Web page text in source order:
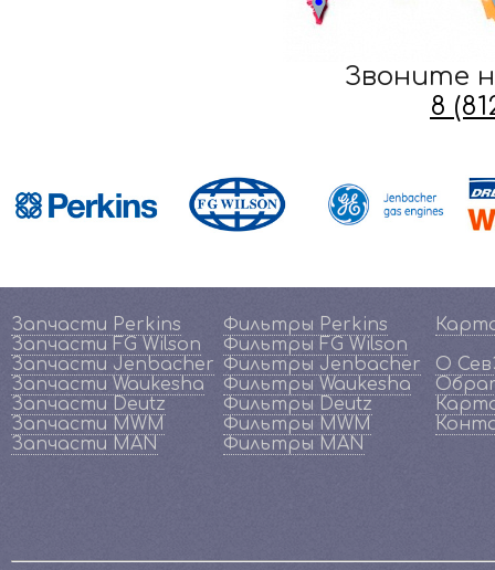
Звоните
8
Запчасти Perkins
Запчасти FG Wilson
Запчасти Jenbacher
Запчасти Waukesha
Запчасти Deutz
Запчасти MWM
Запчасти MAN
Фильтры Perkins
Фильтры FG Wilson
Фильтры Jenbacher
Фильтры Waukesha
Фильтры Deutz
Фильтры MWM
Фильтры MAN
О